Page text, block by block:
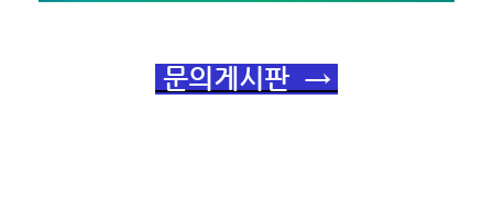
문의게시판 →